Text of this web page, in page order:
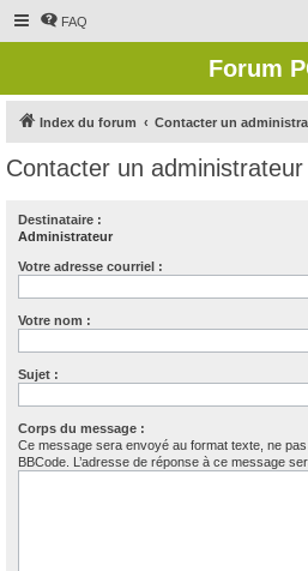
FAQ
Forum
Index du forum Contacter un
Contacter un
Destinataire :
Administrateur
Votre adresse courriel :
Votre nom :
Sujet :
Corps du message :
Ce message sera envoyé au format texte, ne
BBCode. L’adresse de réponse à ce message